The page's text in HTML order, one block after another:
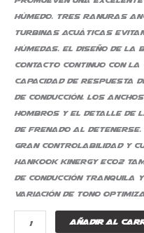
húmedo. Tres ranuras
turbinas acuáticas
húmedas. El diseño de la
contacto continuo con
capacidad de respuesta
de conducción. Los
hombros y el detalle de
de frenado al detenerse.
gran controlabilidad y
Hankook Kinergy Eco2
de conducción tranquila
variación de tono
Añadir al